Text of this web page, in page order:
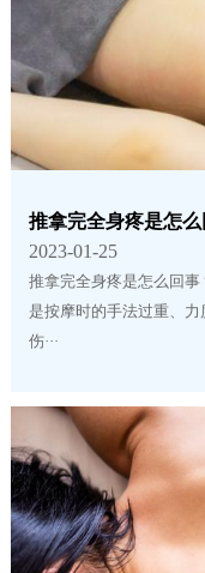
推拿完全身疼是怎么
2023-01-25
推拿完全身疼是怎么回
是按摩时的手法过重、
伤···